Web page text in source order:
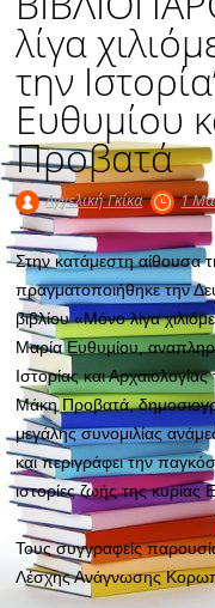
λίγα
την
Ευθυμίου
Προβατά
Αγγελική Γκίκα 1
Στην κατάμεστη αίθουσα
πραγματοποιήθηκε την
βιβλίου «Μόνο λίγα
Μαρία Ευθυμίου,
Ιστορίας και
Μάκη Προβατά,
μεγάλης συνομιλίας
και περιγράφει την
ιστορίες ζωής της κυρίας
Τους συγγραφείς
Λέσχης Ανάγνωσης